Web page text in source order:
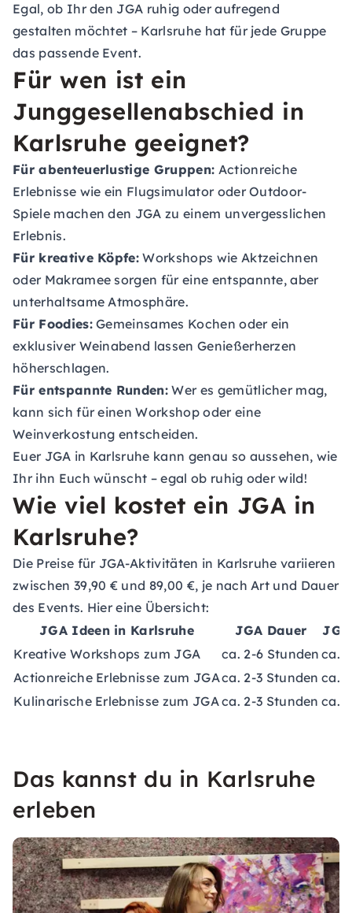
Egal, ob Ihr den JGA ruhig oder aufregend
gestalten möchtet – Karlsruhe hat für jede Gruppe
das passende Event.
Für wen ist ein
Junggesellenabschied in
Karlsruhe geeignet?
Für abenteuerlustige Gruppen: Actionreiche
Erlebnisse wie ein Flugsimulator oder Outdoor-
Spiele machen den JGA zu einem unvergesslichen
Erlebnis.
Für kreative Köpfe: Workshops wie Aktzeichnen
oder Makramee sorgen für eine entspannte, aber
unterhaltsame Atmosphäre.
Für Foodies:Gemeinsames Kochen oder ein
exklusiver Weinabend lassen Genießerherzen
höherschlagen.
Für entspannte Runden: Wer es gemütlicher mag,
kann sich für einen Workshop oder eine
Weinverkostung entscheiden.
Euer JGA in Karlsruhe kann genau so aussehen, wie
Ihr ihn Euch wünscht – egal ob ruhig oder wild!
Wie viel kostet ein JGA in
Karlsruhe?
Die Preise für JGA-Aktivitäten in Karlsruhe variieren
zwischen 39,90 € und 89,00 €, je nach Art und Dauer
des Events. Hier eine Übersicht:
JGA Ideen in Karlsruhe
JGA Dauer
Kreative Workshops zum JGA
ca. 2-6 Stunden ca.
Actionreiche Erlebnisse zum JGAca. 2-3 Stunden ca.
Kulinarische Erlebnisse zum JGAca. 2-3 Stunden ca.
Das kannst du in Karlsruhe
erleben